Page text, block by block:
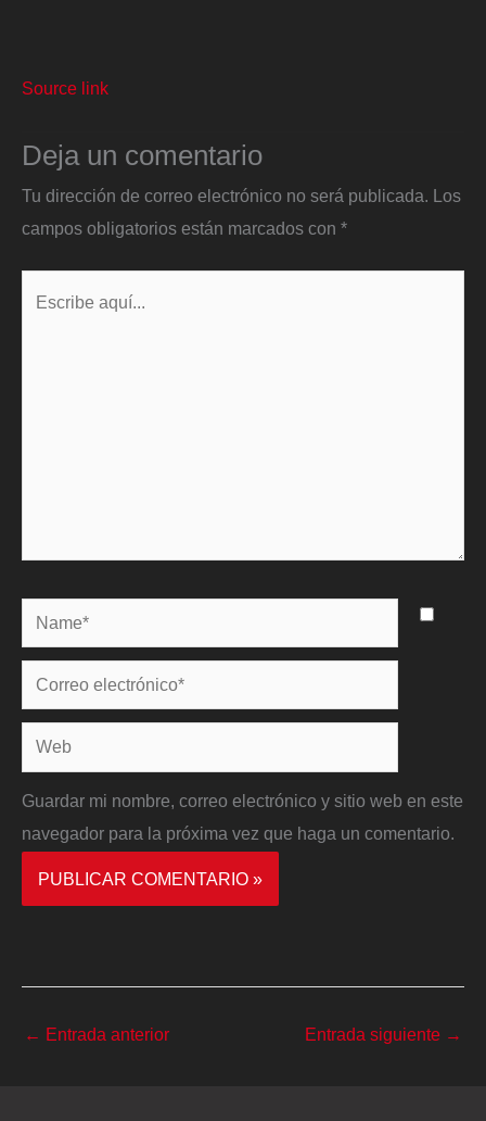
Source link
Deja un comentario
Tu dirección de correo electrónico no será publicada. Los
campos obligatorios están marcados con *
Name*
Correo
electrónico*
Web
Guardar mi nombre, correo electrónico y sitio web en este
navegador para la próxima vez que haga un comentario.
← Entrada anterior Entrada siguiente →